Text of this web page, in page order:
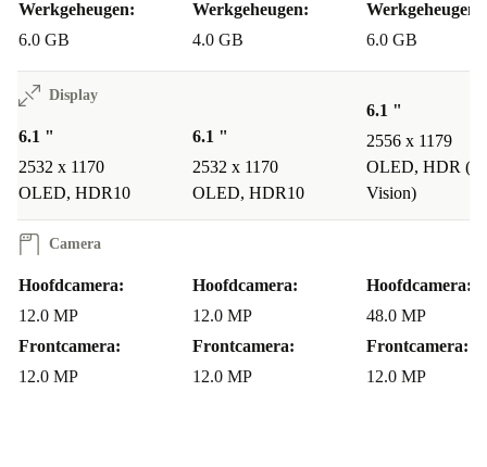
Werkgeheugen:
6.0 GB
Werkgeheugen:
4.0 GB
Werkgeheugen:
6.0 GB
Display
6.1 "
2532 x 1170
OLED, HDR10
6.1 "
2532 x 1170
OLED, HDR10
6.1 "
2556 x 1179
OLED, HDR
Vision)
Camera
Hoofdcamera:
12.0 MP
Frontcamera:
12.0 MP
Hoofdcamera:
12.0 MP
Frontcamera:
12.0 MP
Hoofdcamera:
48.0 MP
Frontcamera:
12.0 MP